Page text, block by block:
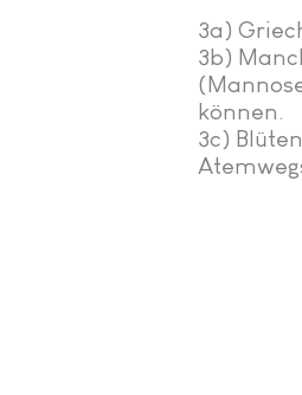
3a)
3b)
können.
3c)